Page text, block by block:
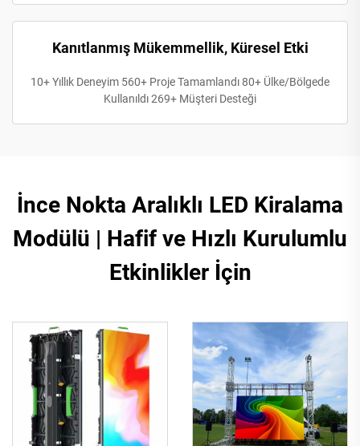
Kanıtlanmış Mükemmellik, Küresel Etki
10+ Yıllık Deneyim 560+ Proje Tamamlandı 80+ Ülke/Bölgede
Kullanıldı 269+ Müşteri Desteği
İnce Nokta Aralıklı LED Kiralama
Modülü | Hafif ve Hızlı Kurulumlu
Etkinlikler İçin